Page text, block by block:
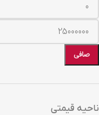
صافی
ناحیه قیمتی